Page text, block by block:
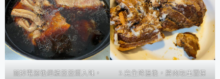
關掉電源後繼續蓋蓋燜入味，
5.完全降溫後，將肉取出置保